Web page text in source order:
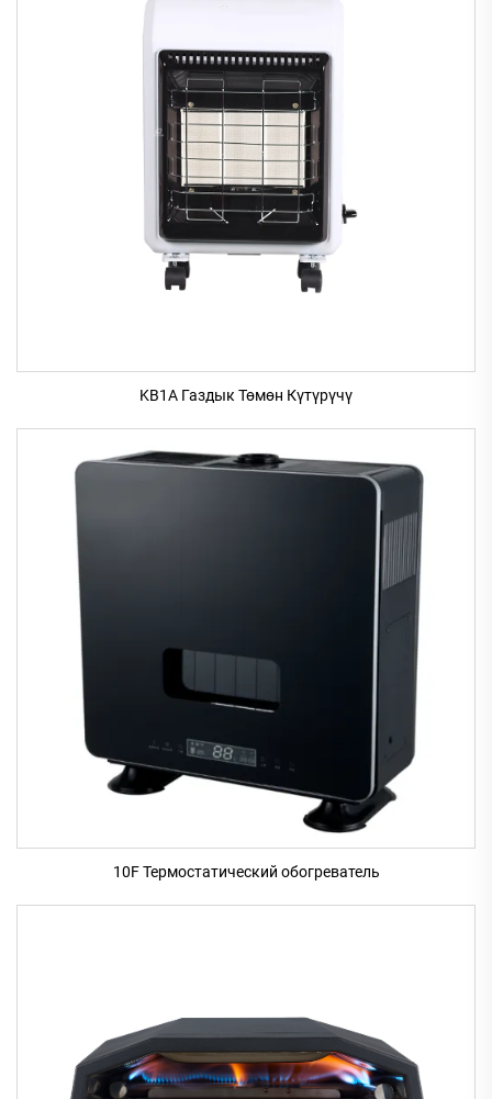
KB1A Газдык Төмөн Күтүрүчү
10F Термостатический обогреватель